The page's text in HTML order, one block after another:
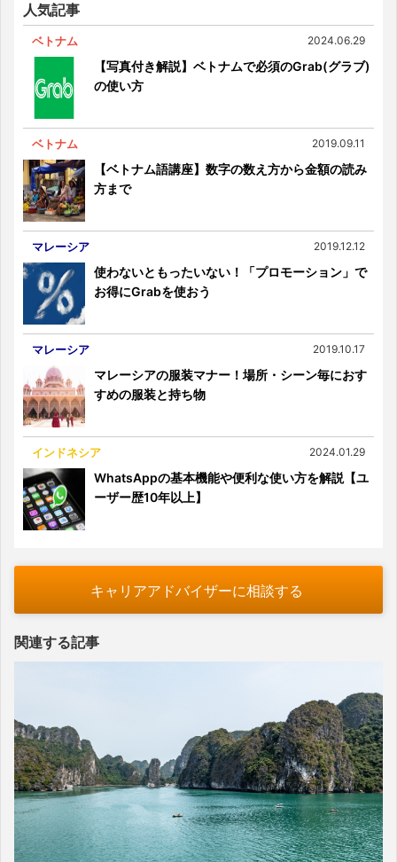
人気記事
ベトナム 2024.06.29
【写真付き解説】ベトナムで必須のGrab(グラブ)
の使い方
ベトナム 2019.09.11
【ベトナム語講座】数字の数え方から金額の読み
方まで
マレーシア 2019.12.12
使わないともったいない！「プロモーション」で
お得にGrabを使おう
マレーシア 2019.10.17
マレーシアの服装マナー！場所・シーン毎におす
すめの服装と持ち物
インドネシア 2024.01.29
WhatsAppの基本機能や便利な使い方を解説【ユ
ーザー歴10年以上】
キャリアアドバイザーに相談する
関連する記事